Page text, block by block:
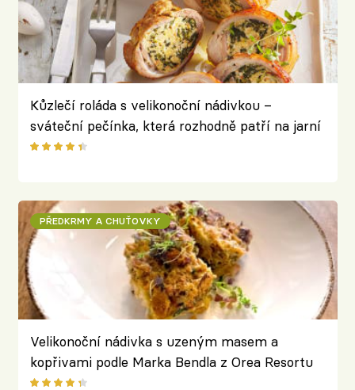
Kůzlečí roláda s velikonoční nádivkou –
sváteční pečínka, která rozhodně patří na jarní
stůl
PŘEDKRMY A CHUŤOVKY
Velikonoční nádivka s uzeným masem a
kopřivami podle Marka Bendla z Orea Resortu
Horizont